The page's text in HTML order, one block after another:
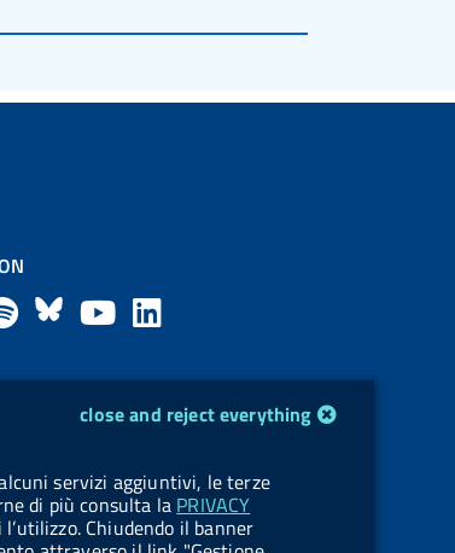
close and reject everything
servizi aggiuntivi, le terze
di più consulta la PRIVACY
Chiudendo il banner
l
B
u
s
Y
u
u
n
e